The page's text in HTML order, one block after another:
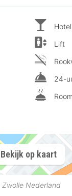
Lift
24-
Bekijk op kaart
Zwolle Nederland